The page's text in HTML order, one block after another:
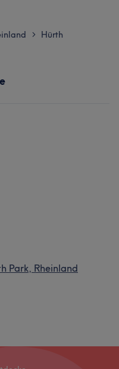
> Hürth
Park, Rheinland